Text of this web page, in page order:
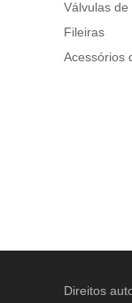
Válvulas de
Fileiras
Acessórios
Direitos